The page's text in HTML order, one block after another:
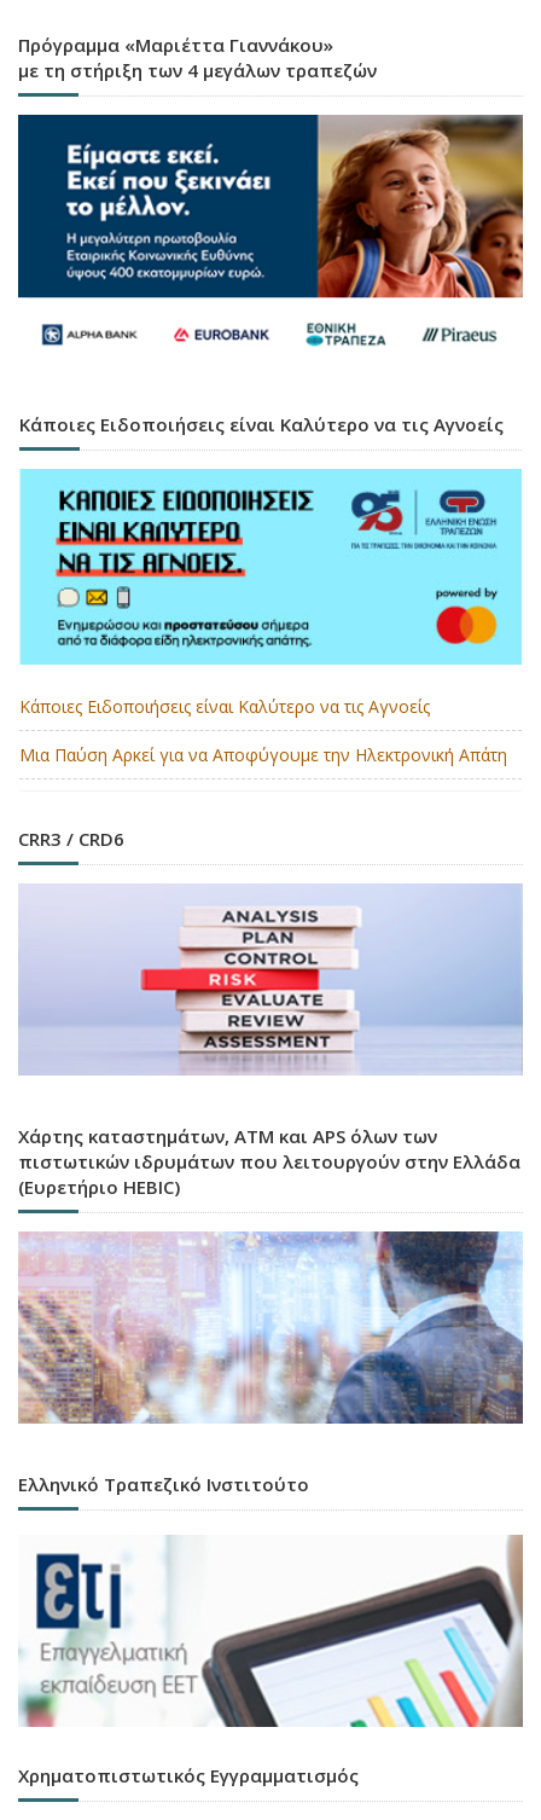
Πρόγραμμα «Μαριέττα Γιαννάκου»
με τη στήριξη των 4 μεγάλων τραπεζών
Κάποιες Ειδοποιήσεις είναι Καλύτερο να τις Αγνοείς
Κάποιες Ειδοποιήσεις είναι Καλύτερο να τις Αγνοείς
Μια Παύση Αρκεί για να Αποφύγουμε την Ηλεκτρονική Απάτη
CRR3 / CRD6
Χάρτης καταστημάτων, ATM και APS όλων των
πιστωτικών ιδρυμάτων που λειτουργούν στην Ελλάδα
(Ευρετήριο HEBIC)
Ελληνικό Τραπεζικό Ινστιτούτο
Χρηματοπιστωτικός Εγγραμματισμός